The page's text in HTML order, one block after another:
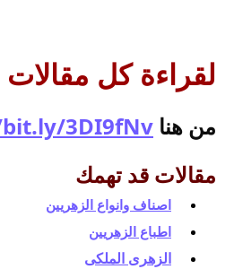
لقراءة كل مقالات
من هنا 3DI9fNv
مقالات قد تهمك
اصناف وانواع الزهريين
اطباع الزهريين
الزهرى الملكى